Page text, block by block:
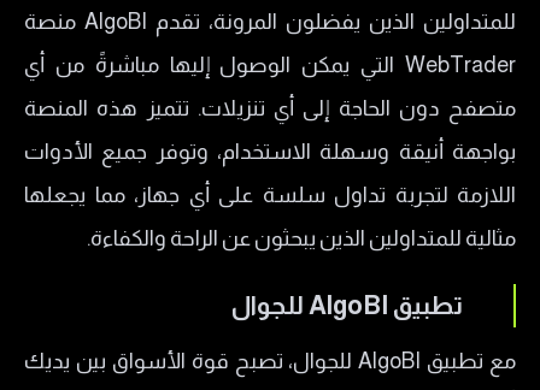
للمتداولين الذين يفضلون المرونة، تقدم AlgoBI منصة
WebTrader التي يمكن الوصول إليها مباشرةً من أي
متصفح دون الحاجة إلى أي تنزيلات. تتميز هذه المنصة
بواجهة أنيقة وسهلة الاستخدام، وتوفر جميع الأدوات
اللازمة لتجربة تداول سلسة على أي جهاز، مما يجعلها
مثالية للمتداولين الذين يبحثون عن الراحة والكفاءة.
تطبيق AlgoBI للجوال
مع تطبيق AlgoBI للجوال، تصبح قوة الأسواق بين يديك